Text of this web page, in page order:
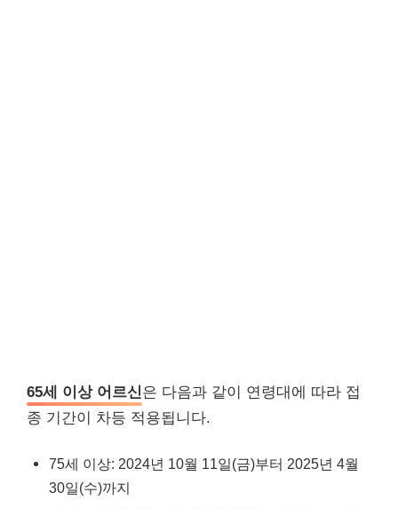
65세 이상 어르신은 다음과 같이 연령대에 따라 접
종 기간이 차등 적용됩니다.
75세 이상: 2024년 10월 11일(금)부터 2025년 4월
30일(수)까지